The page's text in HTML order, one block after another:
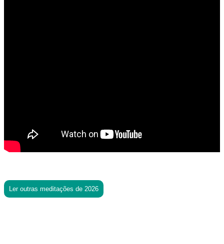
Ler outras meditações de 2026